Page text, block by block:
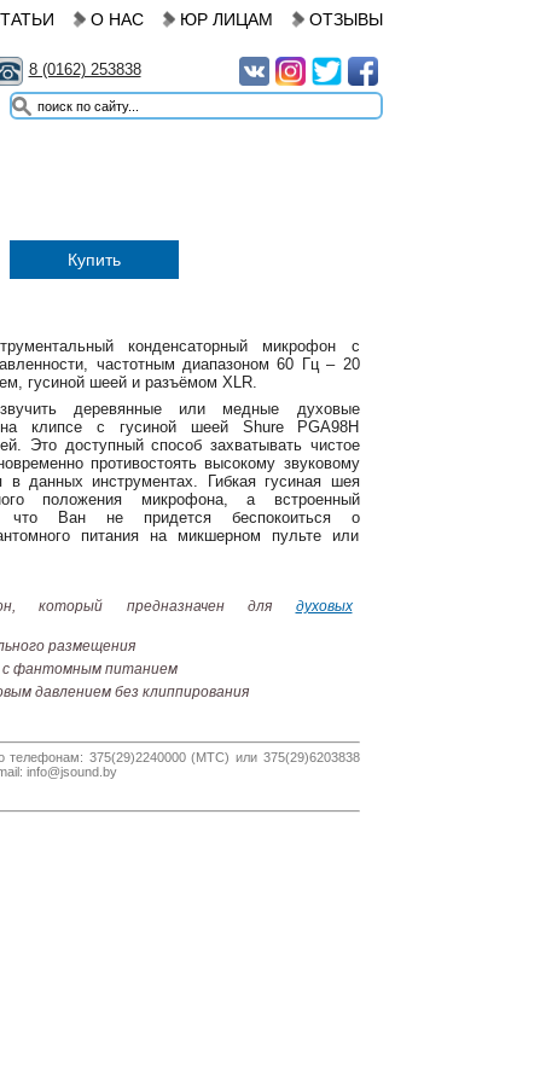
О НАС ЮР ЛИЦАМ ОТЗЫВЫ
8 (0162) 253838
Купить
конденсаторный микрофон с
частотным диапазоном 60 Гц – 20
гусиной шеей и разъёмом XLR.
деревянные или медные духовые
клипсе с гусиной шеей Shure PGA98H
Это доступный способ захватывать чистое
противостоять высокому звуковому
в данных инструментах. Гибкая гусиная шея
положения микрофона, а встроенный
что Ван не придется беспокоиться о
питания на микшерном пульте или
который предназначен для духовых
размещения
с фантомным питанием
давлением без клиппирования
телефонам: 375(29)2240000 (МТС) или 375(29)6203838
info@jsound.by